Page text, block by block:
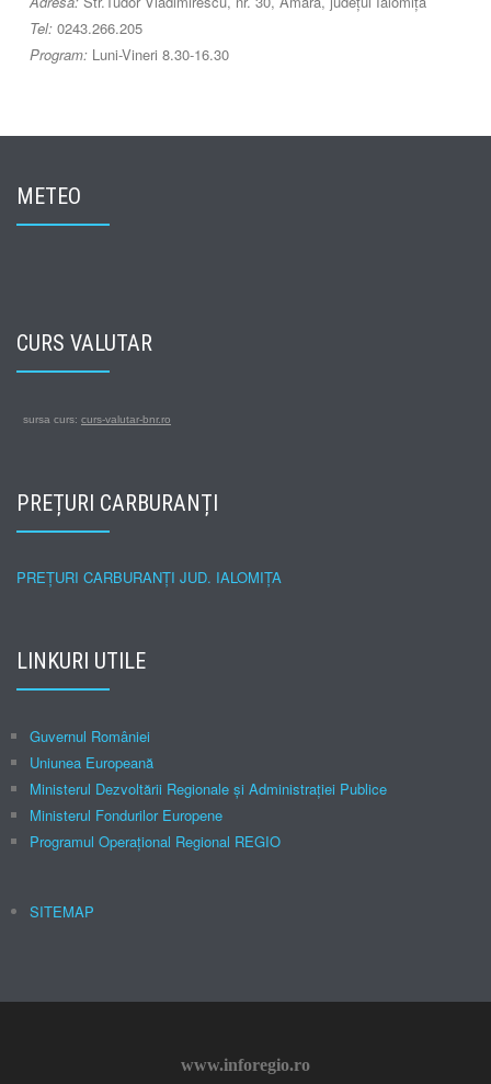
Tel: 0243.266.205
Program: Luni-Vineri 8.30-16.30
METEO
CURS VALUTAR
sursa curs: curs-valutar-bnr.ro
PREȚURI CARBURANȚI
PREȚURI CARBURANȚI JUD. IALOMIȚA
LINKURI UTILE
Guvernul României
Uniunea Europeană
Ministerul Dezvoltării Regionale şi Administraţiei Publice
Ministerul Fondurilor Europene
Programul Operațional Regional REGIO
SITEMAP
www.inforegio.ro